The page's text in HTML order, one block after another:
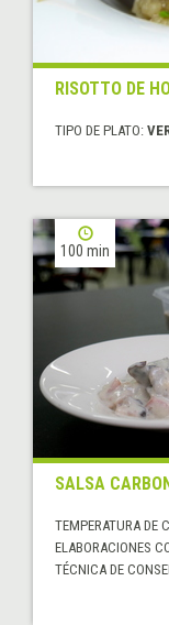
RISOTTO DE
TIPO DE PLATO:
100 min
SALSA
TEMPERATURA DE
ELABORACIONES
TÉCNICA DE